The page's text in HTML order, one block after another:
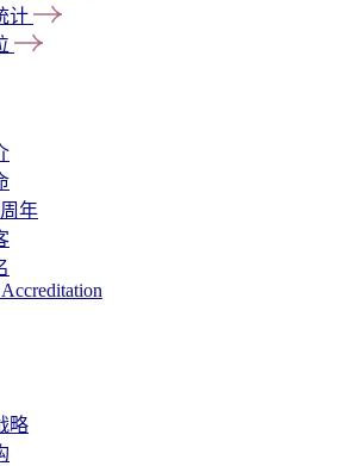
计
年
略